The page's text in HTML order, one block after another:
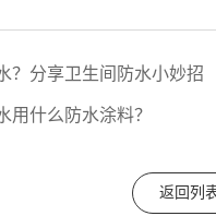
？分享卫生间防水小妙招
用什么防水涂料？
返回列